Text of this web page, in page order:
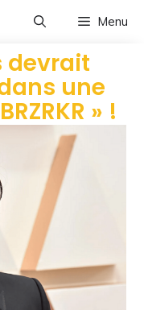
Menu
devrait
une
» !